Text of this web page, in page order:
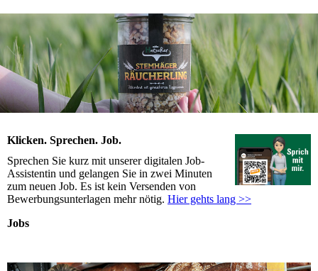
Klicken. Sprechen. Job.
Sprechen Sie kurz mit unserer digitalen Job-
Assistentin und gelangen Sie in zwei Minuten
zum neuen Job. Es ist kein Versenden von
Bewerbungsunterlagen mehr nötig. Hier gehts lang >>
Jobs